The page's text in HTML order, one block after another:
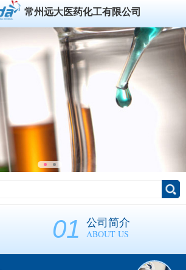
常州远大医药化工有限公司
01 公司简介
ABOUT US